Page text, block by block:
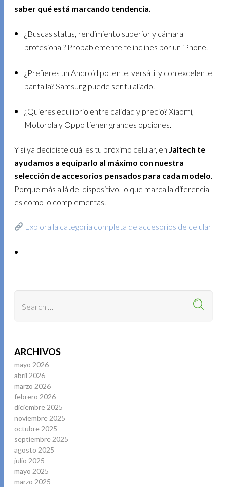
saber qué está marcando tendencia.
¿Buscas status, rendimiento superior y cámara
profesional? Probablemente te inclines por un iPhone.
¿Prefieres un Android potente, versátil y con excelente
pantalla? Samsung puede ser tu aliado.
¿Quieres equilibrio entre calidad y precio? Xiaomi,
Motorola y Oppo tienen grandes opciones.
Y si ya decidiste cuál es tu próximo celular, en Jaltech te
ayudamos a equiparlo al máximo con nuestra
selección de accesorios pensados para cada modelo
Porque más allá del dispositivo, lo que marca la diferencia
es cómo lo complementas.
Explora la categoría completa de accesorios de celular
ARCHIVOS
mayo 2026
abril 2026
marzo 2026
febrero 2026
diciembre 2025
noviembre 2025
octubre 2025
septiembre 2025
agosto 2025
julio 2025
mayo 2025
marzo 2025